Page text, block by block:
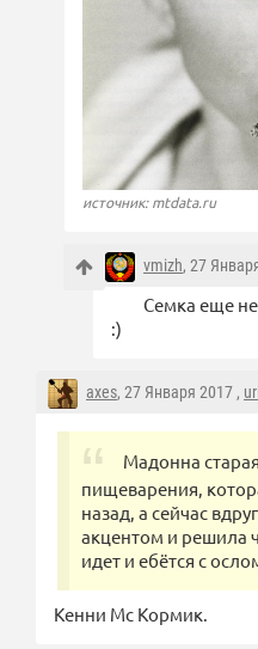
источник: mtdata.ru
vmizh, 27
Семка еще не
:)
axes, 27 Января 2017 , url
Мадонна
пищеварения,
назад, а сейчас
акцентом и решила
идет и ебётся с
Кенни Mc Кормик.